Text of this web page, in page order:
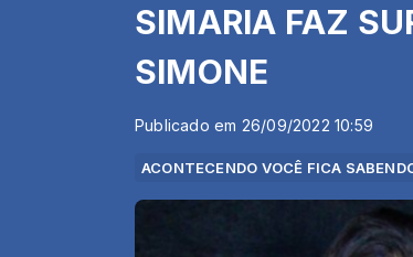
SIMARIA FAZ
SIMONE
Publicado em 26/09/2022 10:59
ACONTECENDO VOCÊ FICA